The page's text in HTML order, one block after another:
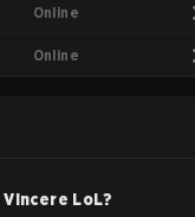
Online
Online
Vincere LoL?